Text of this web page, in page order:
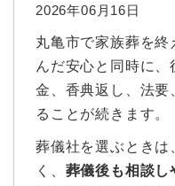
2026年06月16日
丸亀市で家族葬を
んだ安心と同時に
金、香典返し、法要
ることが続きます。
葬儀社を選ぶときは
く、 葬儀後も相談し